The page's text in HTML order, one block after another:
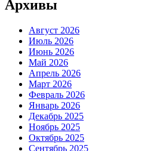
Архивы
Август 2026
Июль 2026
Июнь 2026
Май 2026
Апрель 2026
Март 2026
Февраль 2026
Январь 2026
Декабрь 2025
Ноябрь 2025
Октябрь 2025
Сентябрь 2025